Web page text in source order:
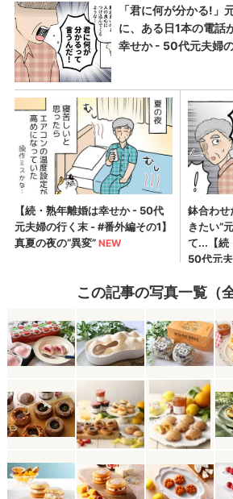
この記事の写真一覧（